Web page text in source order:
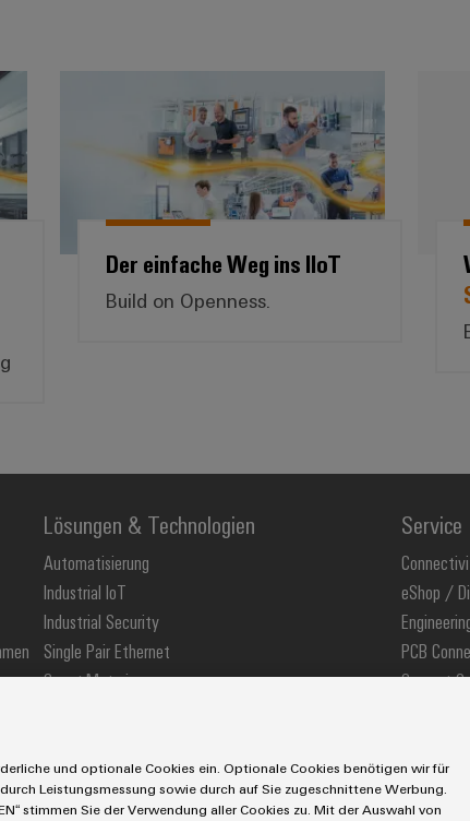
Automatisierungsprozesse mit u-mation*
Der einfache Weg ins IIoT
Build on Openness.
Lösungen & Technologien
Automatisierung
Industrial IoT
Industrial Security
Single Pair Ethernet
Smart Metering
Service
eShop /
PCB
Support
und optionale Cookies ein. Optionale Cookies benötigen wir für
Leistungsmessung sowie durch auf Sie zugeschnittene Werbung.
stimmen Sie der Verwendung aller Cookies zu. Mit der Auswahl von